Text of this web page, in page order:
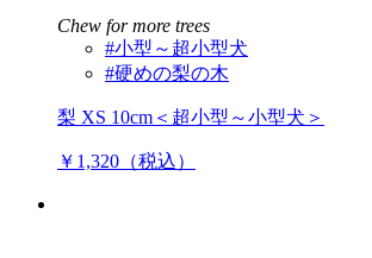
Chew for more trees
#小型～超小型犬
#硬めの梨の木
梨 XS 10cm＜超小型～小型犬＞
￥1,320（税込）